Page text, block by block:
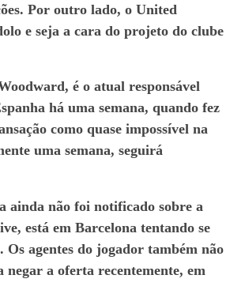
Por outro lado, o United
e seja a cara do projeto do clube
é o atual responsável
há uma semana, quando fez
como quase impossível na
uma semana, seguirá
ainda não foi notificado sobre a
está em Barcelona tentando se
agentes do jogador também não
a oferta recentemente, em